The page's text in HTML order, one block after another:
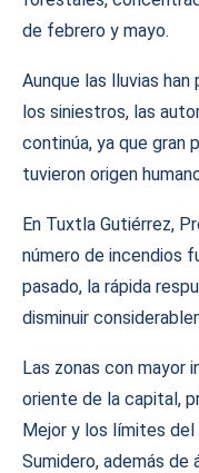
de febrero y mayo.
Aunque las lluvias
los siniestros, las
continúa, ya que gran
tuvieron origen
En Tuxtla Gutiérrez,
número de incendios
pasado, la rápida
disminuir
Las zonas con mayor
oriente de la capital,
Mejor y los límites del
Sumidero, además de